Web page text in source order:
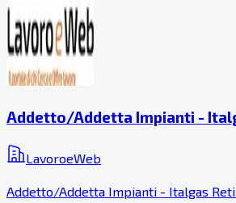
Addetto/Addetta Impianti -
LavoroeWeb
Addetto/Addetta Impianti - Italgas